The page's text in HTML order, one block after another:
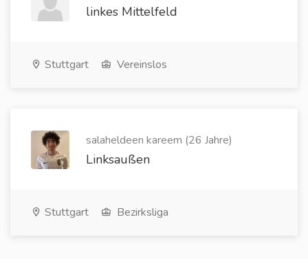
linkes Mittelfeld
Stuttgart Vereinslos
salaheldeen kareem (26 Jahre)
Linksaußen
Stuttgart Bezirksliga